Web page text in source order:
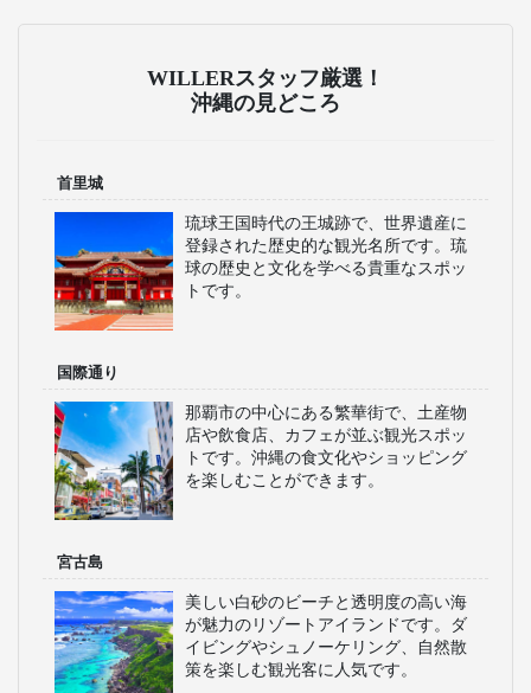
WILLERスタッフ厳選！
沖縄の見どころ
首里城
琉球王国時代の王城跡で、世界遺産に
登録された歴史的な観光名所です。琉
球の歴史と文化を学べる貴重なスポッ
トです。
国際通り
那覇市の中心にある繁華街で、土産物
店や飲食店、カフェが並ぶ観光スポッ
トです。沖縄の食文化やショッピング
を楽しむことができます。
宮古島
美しい白砂のビーチと透明度の高い海
が魅力のリゾートアイランドです。ダ
イビングやシュノーケリング、自然散
策を楽しむ観光客に人気です。